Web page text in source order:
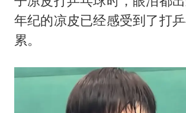
年纪的凉皮已经感受到了打
累。